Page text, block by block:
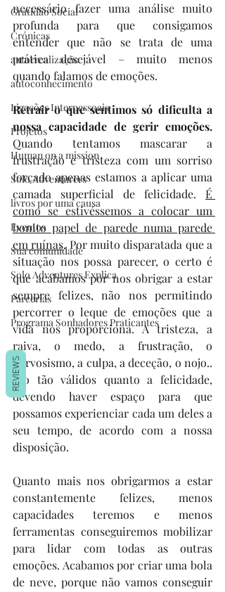
Gratidão Social
Crónicas
autorrealização
autoconhecimento
Ligações Interpessoais
Projetos
Human on a mission
Solo Adventurers
livros por uma causa
Eventos
Sua comunidade
Solo Adventures Explica
Parcerias
Programa Sonhadores Praticantes
necessário fazer uma análise muito
profunda para que consigamos
entender que não se trata de uma
prática desejável – muito menos
quando falamos de emoções.
Retrair o que sentimos só dificulta a
Quando tentamos mascarar a
frustração e tristeza com um sorriso
forçado apenas estamos a aplicar uma
camada superficial de felicidade. É
como se estivéssemos a colocar um
bonito papel de parede numa parede
em ruínas. Por muito disparatada que a
situação nos possa parecer, o certo é
que acabamos por nos obrigar a estar
sempre felizes, não nos permitindo
percorrer o leque de emoções que a
vida nos proporciona. A tristeza, a
raiva, o medo, a frustração, o
nervosismo, a culpa, a deceção, o nojo..
são tão válidos quanto a felicidade,
devendo haver espaço para que
possamos experienciar cada um deles a
seu tempo, de acordo com a nossa
disposição.
Quanto mais nos obrigarmos a estar
constantemente felizes, menos
capacidades teremos e menos
ferramentas conseguiremos mobilizar
para lidar com todas as outras
emoções. Acabamos por criar uma bola
de neve, porque não vamos conseguir
REVIEWS